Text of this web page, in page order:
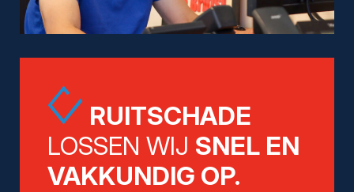
RUITSCHADE
LOSSEN WIJ SNEL EN
VAKKUNDIG OP.